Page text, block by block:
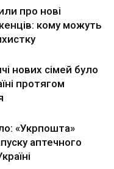
про нові
кому можуть
нових сімей було
протягом
«Укрпошта»
аптечного